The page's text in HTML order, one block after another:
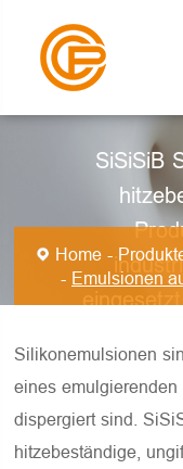
SiSiSiB
Home
Emulsionen
Silikonemulsionen
eines
dispergiert sind.
hitzebeständige,